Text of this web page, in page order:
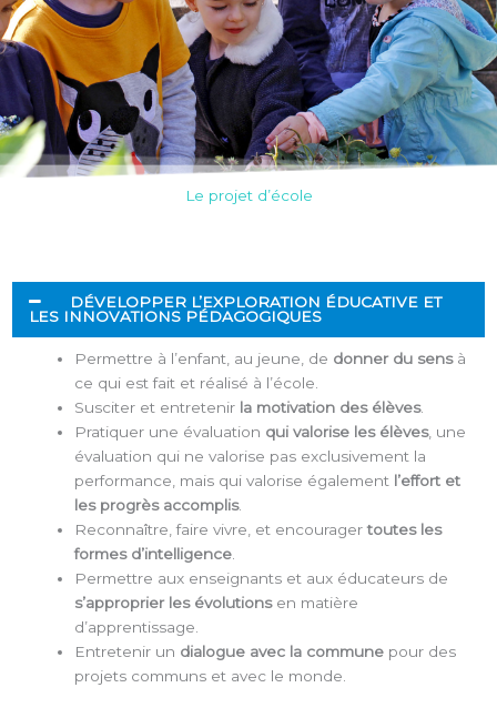
Le projet d’école
DÉVELOPPER L’EXPLORATION ÉDUCATIVE ET
LES INNOVATIONS PÉDAGOGIQUES
Permettre à l’enfant, au jeune, de donner du sensà
ce qui est fait et réalisé à l’école.
Susciter et entretenir la motivation des élèves.
Pratiquer une évaluation qui valorise les élèves, une
évaluation qui ne valorise pas exclusivement la
performance, mais qui valorise également l’effort et
les progrès accomplis.
Reconnaître, faire vivre, et encouragertoutes les
formes d’intelligence
Permettre aux enseignants et aux éducateurs de
s’approprier les évolutionsen matière
d’apprentissage.
Entretenir un dialogue avec la commune pour des
projets communs et avec le monde.